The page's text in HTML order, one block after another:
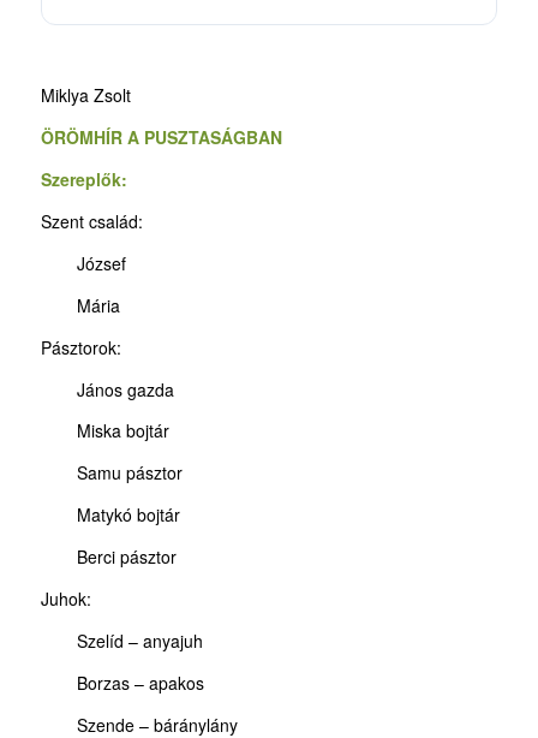
Miklya Zsolt
ÖRÖMHÍR A PUSZTASÁGBAN
Szereplők:
Szent család:
József
Mária
Pásztorok:
János gazda
Miska bojtár
Samu pásztor
Matykó bojtár
Berci pásztor
Juhok:
Szelíd – anyajuh
Borzas – apakos
Szende – báránylány